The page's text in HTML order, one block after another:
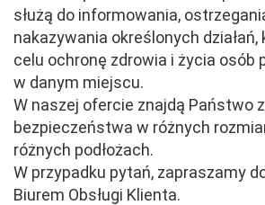
służą do informowania,
nakazywania określonych działań,
celu ochronę zdrowia i życia osób
w danym miejscu.
W naszej ofercie znajdą Państwo
bezpieczeństwa w różnych
różnych podłożach.
W przypadku pytań, zapraszamy
Biurem Obsługi Klienta.